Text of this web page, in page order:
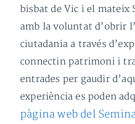
bisbat de Vic i el mateix
amb la voluntat d’obrir
ciutadania a través
connectin patrimoni i
entrades per gaudir
experiència es poden
pàgina web del